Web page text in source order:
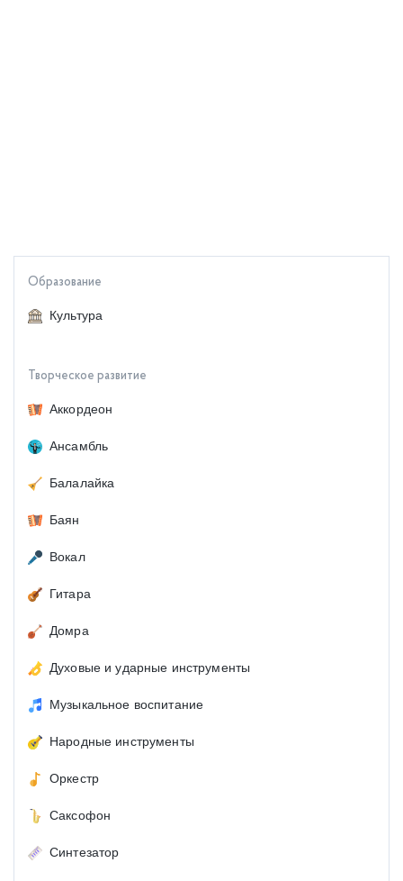
Образование
Культура
Творческое развитие
Аккордеон
Ансамбль
Балалайка
Баян
Вокал
Гитара
Домра
Духовые и ударные инструменты
Музыкальное воспитание
Народные инструменты
Оркестр
Саксофон
Синтезатор